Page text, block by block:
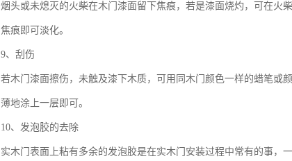
烟头或未熄灭的火柴在木门漆面留下焦痕，若是漆面烧灼，可在火
焦痕即可淡化。
9、刮伤
若木门漆面擦伤，未触及漆下木质，可用同木门颜色一样的蜡笔或
薄地涂上一层即可。
10、发泡胶的去除
实木门表面上粘有多余的发泡胶是在实木门安装过程中常有的事，